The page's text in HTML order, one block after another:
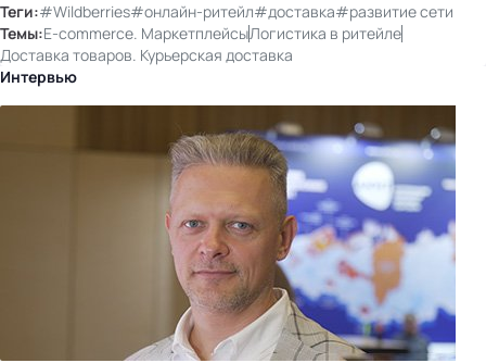
Теги:#Wildberries#онлайн-ритейл#доставка#развитие сети
Темы:E-commerce. МаркетплейсыЛогистика в ритейле
Доставка товаров. Курьерская доставка
Интервью